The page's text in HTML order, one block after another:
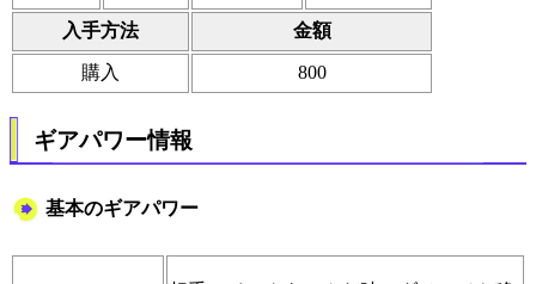
入手方法 金額
購入 800
ギアパワー情報
基本のギアパワー